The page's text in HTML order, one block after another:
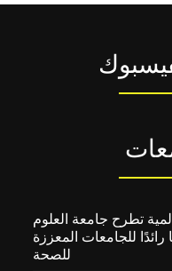
تطرح جامعة العلوم
رائدًا للجامعات المعززة
للصحة